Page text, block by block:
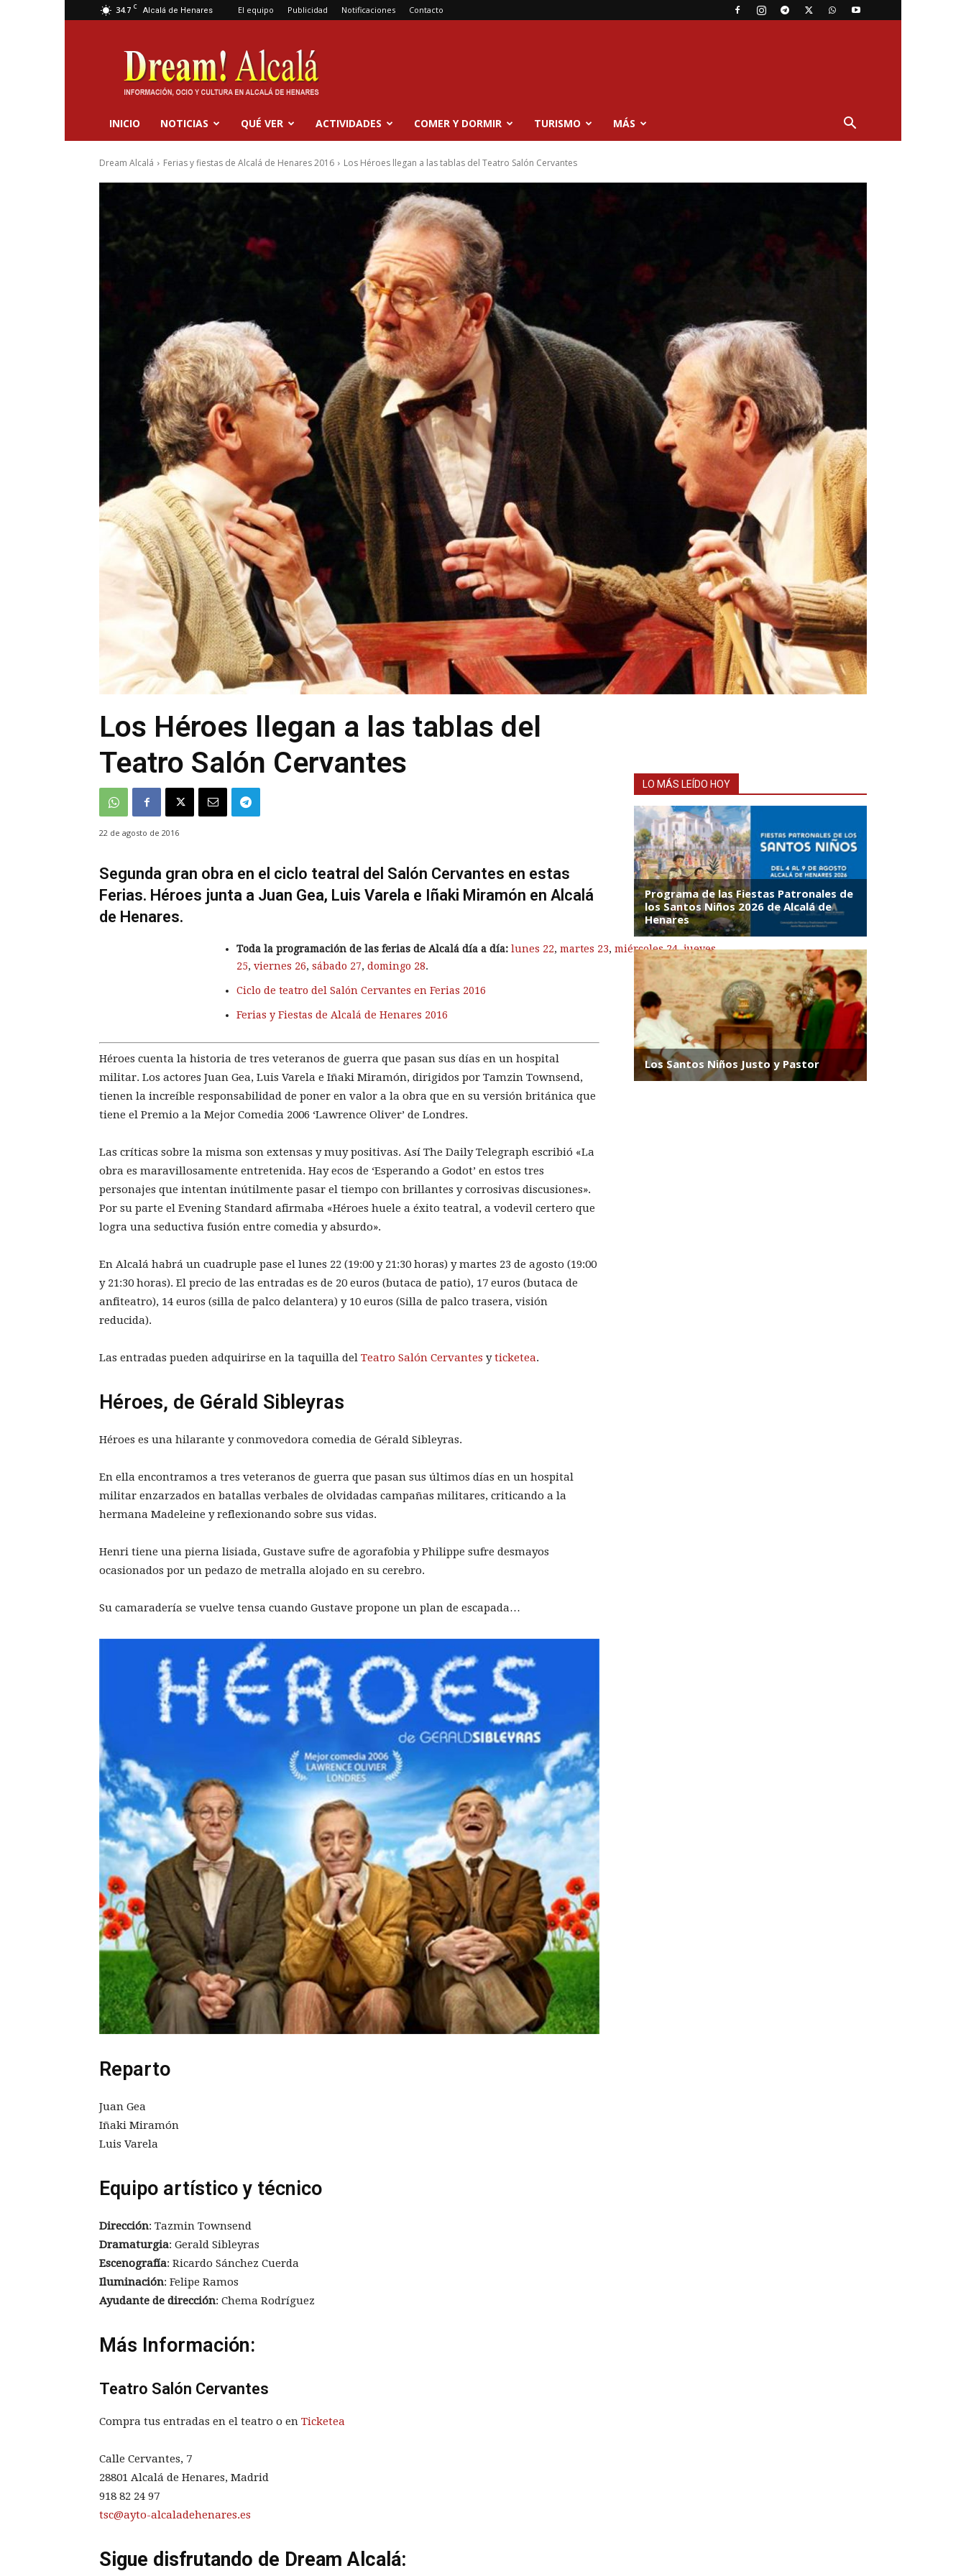
34.7 C Alcalá de Henares El equipo Publicidad Notificaciones Contacto
Dream
Alcalá
INICIO NOTICIAS QUÉ VER ACTIVIDADES COMER Y DORMIR TURISMO MÁS
Dream Alcalá Ferias y fiestas de Alcalá de Henares 2016 Los Héroes llegan a las tablas del Teatro Salón Cervantes
Los Héroes llegan a las tablas del
Teatro Salón Cervantes
22 de agosto de 2016
Segunda gran obra en el ciclo teatral del Salón Cervantes en estas
Ferias. Héroes junta a Juan Gea, Luis Varela e Iñaki Miramón en Alcalá
de Henares.
Toda la programación de las ferias de Alcalá día a día: lunes 22, martes 23, miércoles 24,jueves
25, viernes 26, sábado 27, domingo 28.
Ciclo de teatro del Salón Cervantes en Ferias 2016
Ferias y Fiestas de Alcalá de Henares 2016
Héroes cuenta la historia de tres veteranos de guerra que pasan sus días en un hospital
militar. Los actores Juan Gea, Luis Varela e Iñaki Miramón, dirigidos por Tamzin Townsend,
tienen la increíble responsabilidad de poner en valor a la obra que en su versión británica que
tiene el Premio a la Mejor Comedia 2006 ‘Lawrence Oliver’ de Londres.
Las críticas sobre la misma son extensas y muy positivas. Así The Daily Telegraph escribió «La
obra es maravillosamente entretenida. Hay ecos de ‘Esperando a Godot’ en estos tres
personajes que intentan inútilmente pasar el tiempo con brillantes y corrosivas discusiones».
Por su parte el Evening Standard afirmaba «Héroes huele a éxito teatral, a vodevil certero que
logra una seductiva fusión entre comedia y absurdo».
En Alcalá habrá un cuadruple pase el lunes 22 (19:00 y 21:30 horas) y martes 23 de agosto (19:00
y 21:30 horas). El precio de las entradas es de 20 euros (butaca de patio), 17 euros (butaca de
anfiteatro), 14 euros (silla de palco delantera) y 10 euros (Silla de palco trasera, visión
reducida).
Las entradas pueden adquirirse en la taquilla del Teatro Salón Cervantes yticketea.
Héroes, de Gérald Sibleyras
Héroes es una hilarante y conmovedora comedia de Gérald Sibleyras.
En ella encontramos a tres veteranos de guerra que pasan sus últimos días en un hospital
militar enzarzados en batallas verbales de olvidadas campañas militares, criticando a la
hermana Madeleine y reflexionando sobre sus vidas.
Henri tiene una pierna lisiada, Gustave sufre de agorafobia y Philippe sufre desmayos
ocasionados por un pedazo de metralla alojado en su cerebro.
Su camaradería se vuelve tensa cuando Gustave propone un plan de escapada…
Reparto
Juan Gea
Iñaki Miramón
Luis Varela
Equipo artístico y técnico
Dirección: Tazmin Townsend
Dramaturgia: Gerald Sibleyras
Escenografía: Ricardo Sánchez Cuerda
Iluminación: Felipe Ramos
Ayudante de dirección: Chema Rodríguez
Más Información:
Teatro Salón Cervantes
Compra tus entradas en el teatro o en Ticketea
Calle Cervantes, 7
28801 Alcalá de Henares, Madrid
918 82 24 97
tsc@ayto-alcaladehenares.es
Sigue disfrutando de Dream Alcalá:
LO MÁS LEÍDO HOY